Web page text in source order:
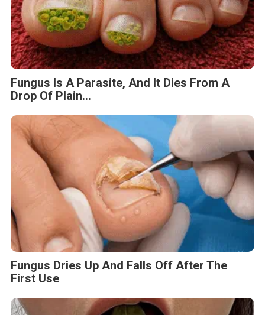
Fungus Is A Parasite, And It Dies From A
Drop Of Plain...
Fungus Dries Up And Falls Off After The
First Use